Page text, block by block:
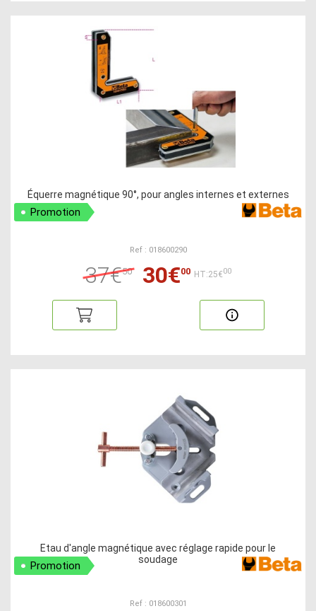
Équerre magnétique 90°, pour angles internes et externes
Promotion
Ref : 018600290
37€50 30€00 HT:25€00
Etau d'angle magnétique avec réglage rapide pour le
soudage
Promotion
Ref : 018600301